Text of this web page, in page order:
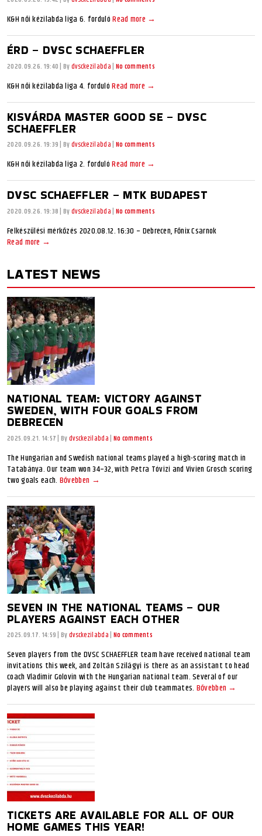
K&H női kézilabda liga 6. fordulóRead more →
ÉRD – DVSC SCHAEFFLER
2020.09.26. 19:40 Bydvsckezilabda No comments
K&H női kézilabda liga 4. fordulóRead more →
KISVÁRDA MASTER GOOD SE – DVSC
SCHAEFFLER
2020.09.26. 19:39 Bydvsckezilabda No comments
K&H női kézilabda liga 2. fordulóRead more →
DVSC SCHAEFFLER – MTK BUDAPEST
2020.09.26. 19:38 Bydvsckezilabda No comments
Felkészülési mérkőzés 2020.08.12. 16:30 – Debrecen, Főnix Csarnok
Read more →
LATEST NEWS
NATIONAL TEAM: VICTORY AGAINST
SWEDEN, WITH FOUR GOALS FROM
DEBRECEN
2025.09.21. 14:57 Bydvsckezilabda No comments
The Hungarian and Swedish national teams played a high-scoring match in
Tatabánya. Our team won 34–32, with Petra Tóvizi and Vivien Grosch scoring
two goals each. Bővebben →
SEVEN IN THE NATIONAL TEAMS – OUR
PLAYERS AGAINST EACH OTHER
2025.09.17. 14:59 Bydvsckezilabda No comments
Seven players from the DVSC SCHAEFFLER team have received national team
invitations this week, and Zoltán Szilágyi is there as an assistant to head
coach Vladimir Golovin with the Hungarian national team. Several of our
players will also be playing against their club teammates. Bővebben →
TICKETS ARE AVAILABLE FOR ALL OF OUR
HOME GAMES THIS YEAR!